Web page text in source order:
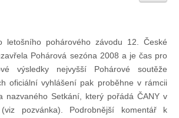
letošního pohárového závodu 12. České
Pohárová sezóna 2008 a je čas pro
výsledky nejvyšší Pohárové soutěže
oficiální vyhlášení pak proběhne v rámcii
nazvaného Setkání, který pořádá ČANY v
pozvánka). Podrobnější komentář k